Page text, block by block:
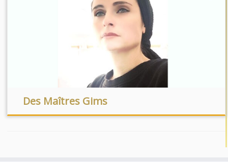
Des Maîtres Gims